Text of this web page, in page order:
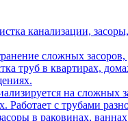
канализации, засоры,
сложных засоров,
труб в квартирах,
на сложных
Работает с трубами
в раковинах,